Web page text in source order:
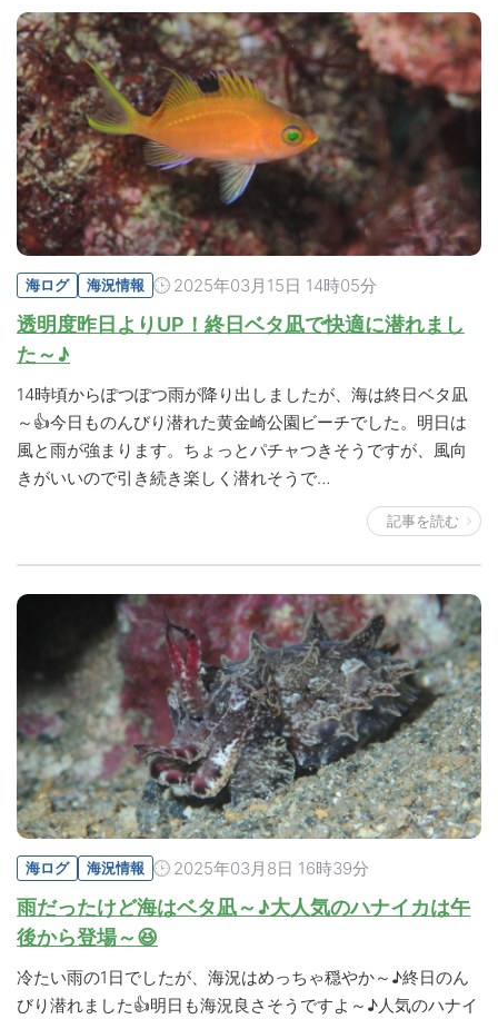
海ログ 海況情報 2025年03月15日 14時05分
透明度昨日よりUP！終日ベタ凪で快適に潜れまし
た～♪
14時頃からぽつぽつ雨が降り出しましたが、海は終日ベタ凪
～👍今日ものんびり潜れた黄金崎公園ビーチでした。明日は
風と雨が強まります。ちょっとパチャつきそうですが、風向
きがいいので引き続き楽しく潜れそうで…
記事を読む
海ログ 海況情報 2025年03月8日 16時39分
雨だったけど海はベタ凪～♪大人気のハナイカは午
後から登場～😆
冷たい雨の1日でしたが、海況はめっちゃ穏やか～♪終日のん
びり潜れました👍明日も海況良さそうですよ～♪人気のハナイ